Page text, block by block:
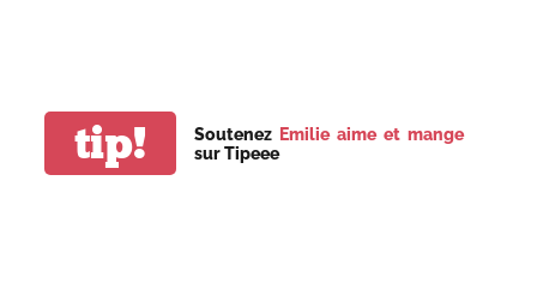
tip! Soutenez Emilie aime et mange
sur Tipeee